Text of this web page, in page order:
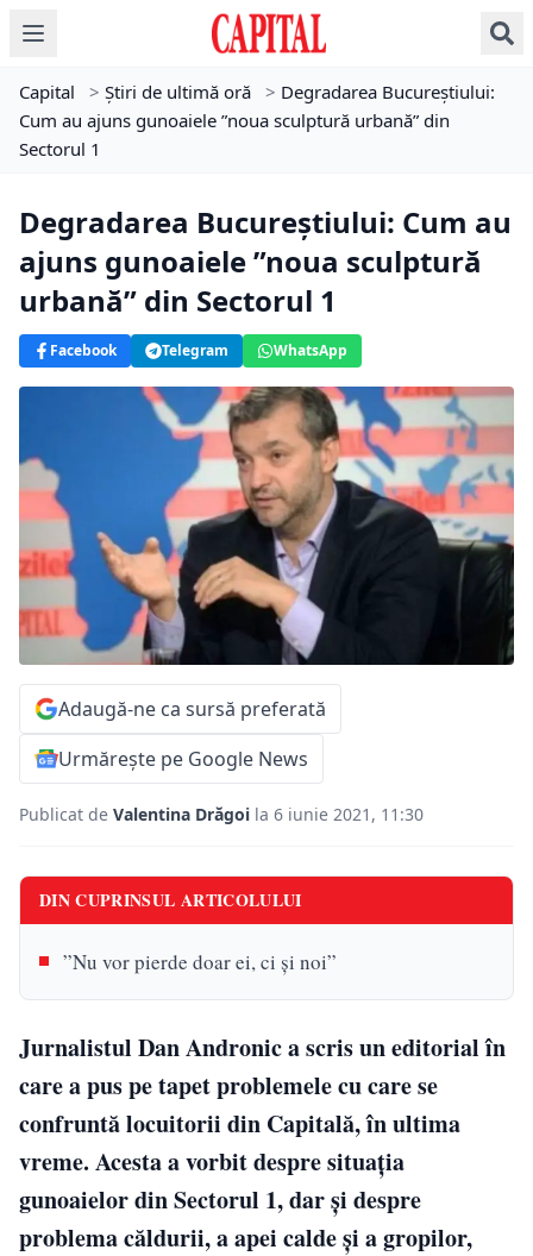
Capital > Știri de ultimă oră > Degradarea Bucureștiului:
Cum au ajuns gunoaiele ”noua sculptură urbană” din
Sectorul 1
Degradarea Bucureștiului: Cum au
ajuns gunoaiele ”noua sculptură
urbană” din Sectorul 1
Facebook Telegram WhatsApp
Adaugă-ne ca sursă preferată
Urmărește pe Google News
Publicat de Valentina Drăgoi la 6 iunie 2021, 11:30
DIN CUPRINSUL ARTICOLULUI
”Nu vor pierde doar ei, ci și noi”
Jurnalistul Dan Andronic a scris un editorial în
care a pus pe tapet problemele cu care se
confruntă locuitorii din Capitală, în ultima
vreme. Acesta a vorbit despre situația
gunoaielor din Sectorul 1, dar și despre
problema căldurii, a apei calde și a gropilor,